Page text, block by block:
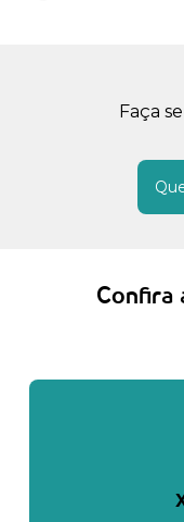
Faça
Confira